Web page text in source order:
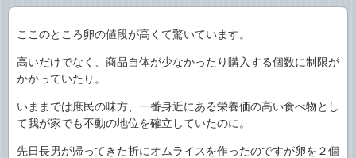
ここのところ卵の値段が高くて驚いています。
高いだけでなく、商品自体が少なかったり購入する個数に制限が
かかっていたり。
いままでは庶民の味方、一番身近にある栄養価の高い食べ物とし
て我が家でも不動の地位を確立していたのに。
先日長男が帰ってきた折にオムライスを作ったのですが卵を２個